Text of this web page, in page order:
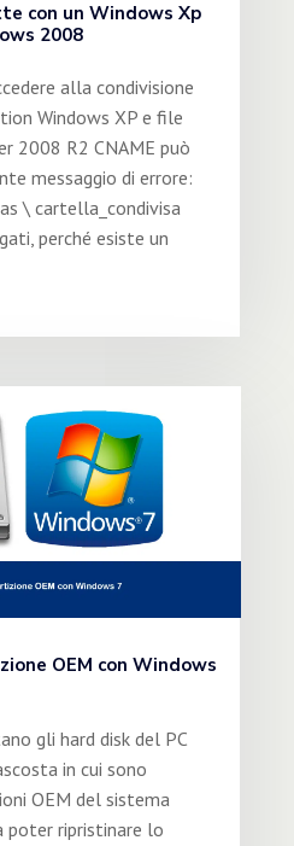
con un Windows Xp
2008
alla condivisione
Windows XP e file
2008 R2 CNAME può
messaggio di errore:
\ cartella_condivisa
perché esiste un
OEM con Windows
gli hard disk del PC
in cui sono
OEM del sistema
poter ripristinare lo